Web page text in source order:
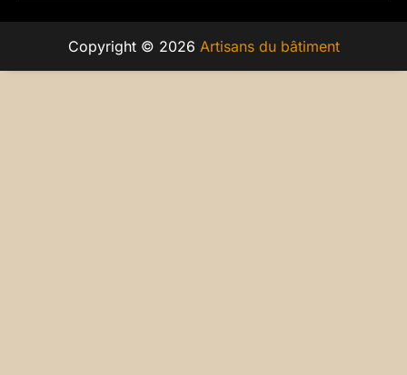
Copyright © 2026 Artisans du bâtiment